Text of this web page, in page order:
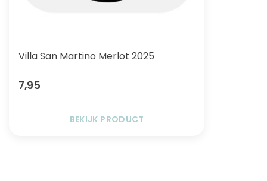
Villa San Martino Merlot 2025
7,95
BEKIJK PRODUCT